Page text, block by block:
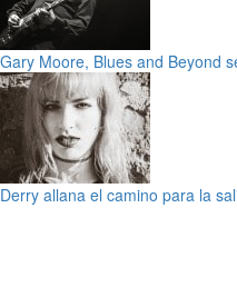
Gary Moore, Blues and Beyond
Derry allana el camino para la